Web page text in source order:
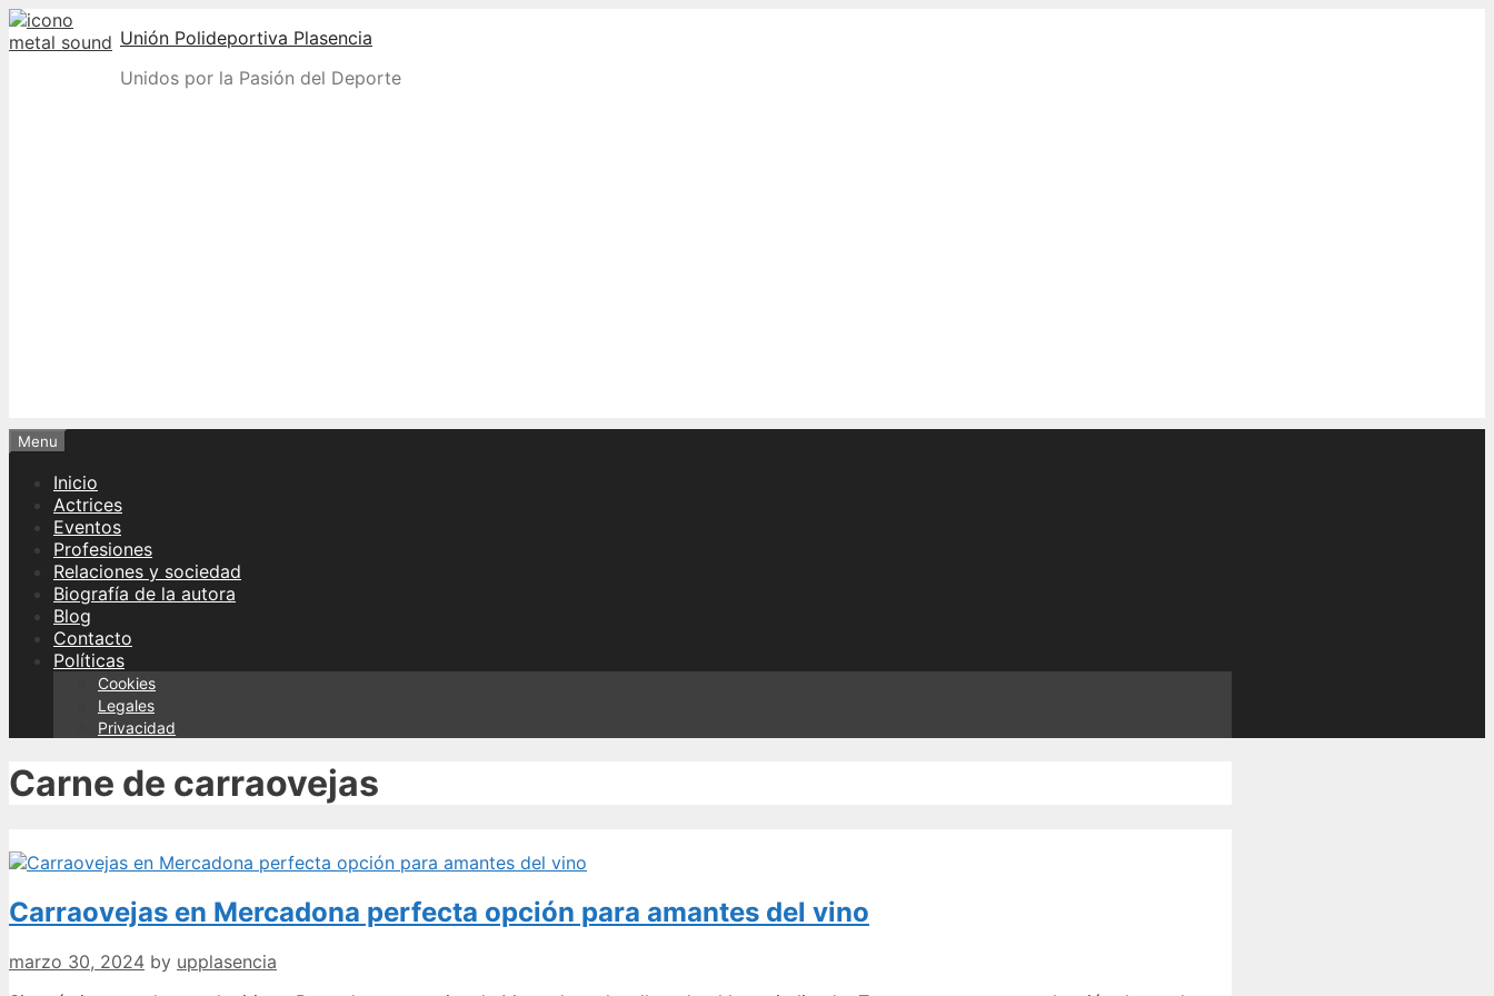
Skip
to
Unión Polideportiva Plasencia
Unidos por la Pasión del Deporte
Menu
Inicio
Actrices
Eventos
Profesiones
Relaciones y sociedad
Biografía de la autora
Blog
Contacto
Políticas
Cookies
Legales
Privacidad
Carne de carraovejas
Carraovejas en Mercadona perfecta opción para amantes del vino
marzo 30, 2024 by upplasencia